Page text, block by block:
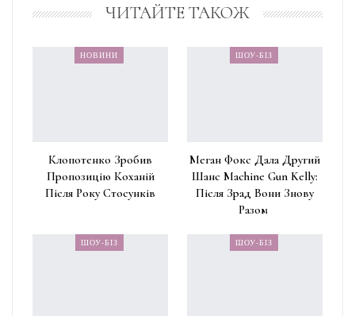
ЧИТАЙТЕ ТАКОЖ
НОВИНИ
Клопотенко Зробив
Пропозицію Коханій
Після Року Стосунків
ШОУ-БІЗ
Меган Фокс Дала Другий
Шанс Machine Gun Kelly:
Після Зрад Вони Знову
Разом
ШОУ-БІЗ ШОУ-БІЗ